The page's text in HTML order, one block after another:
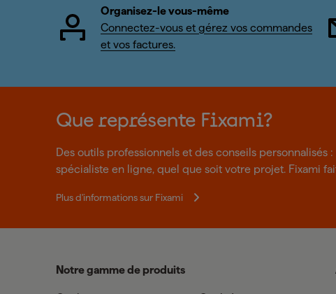
Organisez-le vous-même
Connectez-vous et gérez vos commandes
et vos factures.
Que représente Fixami?
Des outils professionnels et des conseils personnalisés
spécialiste en ligne, quel que soit votre projet. Fixami
Plus d'informations sur Fixami
Notre gamme de produits